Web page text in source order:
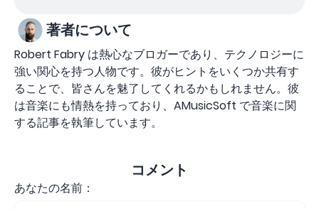
著者について
Robert Fabry は熱心なブロガーであり、テクノロジーに
強い関心を持つ人物です。彼がヒントをいくつか共有す
ることで、皆さんを魅了してくれるかもしれません。彼
は音楽にも情熱を持っており、AMusicSoft で音楽に関
する記事を執筆しています。
コメント
あなたの名前：